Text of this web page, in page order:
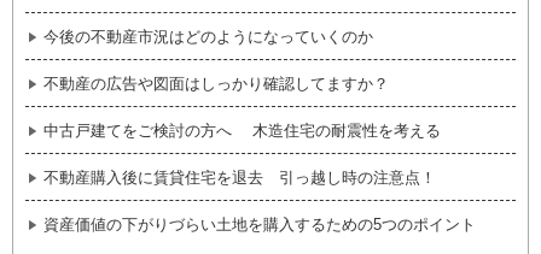
今後の不動産市況はどのようになっていくのか
不動産の広告や図面はしっかり確認してますか？
中古戸建てをご検討の方へ 木造住宅の耐震性を考える
不動産購入後に賃貸住宅を退去 引っ越し時の注意点！
資産価値の下がりづらい土地を購入するための5つのポイント